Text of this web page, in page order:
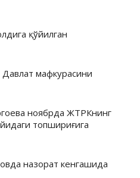
қўйилган
мафкурасини
ноябрда ЖТРКнинг
топшириғига
назорат кенгашида